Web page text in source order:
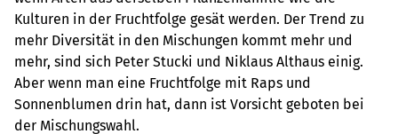
Kulturen in der Fruchtfolge gesät werden. Der Trend zu
mehr Diversität in den Mischungen kommt mehr und
mehr, sind sich Peter Stucki und Niklaus Althaus einig.
Aber wenn man eine Fruchtfolge mit Raps und
Sonnenblumen drin hat, dann ist Vorsicht geboten bei
der Mischungswahl.